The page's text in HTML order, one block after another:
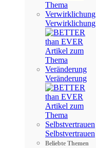
Verwirklichung
Veränderung
Selbstvertrauen
Beliebte Themen